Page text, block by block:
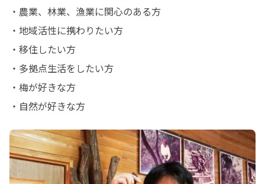
・農業、林業、漁業に関心のある方
・地域活性に携わりたい方
・移住したい方
・多拠点生活をしたい方
・梅が好きな方
・自然が好きな方